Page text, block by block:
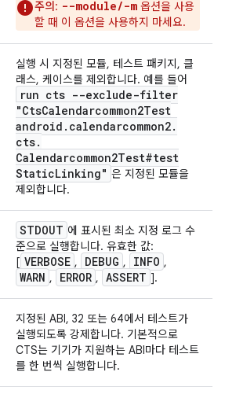
주의: --module/-m 옵션을 사용
할 때 이 옵션을 사용하지 마세요.
실행 시 지정된 모듈, 테스트 패키지, 클
래스, 케이스를 제외합니다. 예를 들어
run cts --exclude-filter
"CtsCalendarcommon2Test
android . calendarcommon2.
cts.
Calendarcommon2Test#test
StaticLinking" 은 지정된 모듈을
제외합니다.
STDOUT 에 표시된 최소 지정 로그 수
준으로 실행합니다. 유효한 값:
[ VERBOSE , DEBUG , INFO ,
WARN , ERROR , ASSERT ].
지정된 ABI, 32 또는 64에서 테스트가
실행되도록 강제합니다. 기본적으로
CTS는 기기가 지원하는 ABI마다 테스트
를 한 번씩 실행합니다.